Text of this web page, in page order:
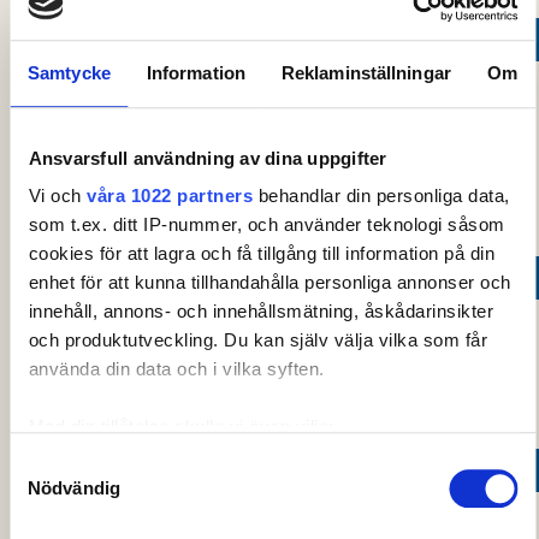
Samtycke Information Reklaminställningar Om
Ansvarsfull användning av dina uppgifter
Vi och våra 1022 partnersbehandlar din personliga data,
som t.ex. ditt IP-nummer, och använder teknologi såsom
cookies för att lagra och få tillgång till information på din
enhet för att kunna tillhandahålla personliga annonser och
innehåll, annons- och innehållsmätning, åskådarinsikter
och produktutveckling. Du kan själv välja vilka som får
använda din data och i vilka syften.
kan ha en noggrannhet på upp till flera meter
Nödvändig
LAG ROSLAGENS GOLFKLUBB NORRTÄLJE 0
08:30 1
Golfklubb
0 Vit
08:30 1 ELGH, Erik
Golfklubb
Norrtälje
0 Vit
LAG FALKÖPINGS GOLFKLUBB 0
08:30 1
Johannes
Falköpings
Golfklubb
0
0